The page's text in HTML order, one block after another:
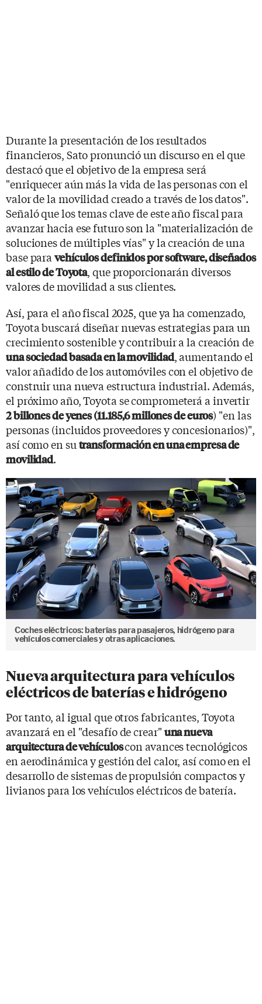
Durante la presentación de los resultados
financieros, Sato pronunció un discurso en el que
destacó que el objetivo de la empresa será
"enriquecer aún más la vida de las personas con el
valor de la movilidad creado a través de los datos".
Señaló que los temas clave de este año fiscal para
avanzar hacia ese futuro son la "materialización de
soluciones de múltiples vías" y la creación de una
base paravehículos definidos por software, diseñados
al estilo de Toyota, que proporcionarán diversos
valores de movilidad a sus clientes.
Así, para el año fiscal 2025, que ya ha comenzado,
Toyota buscará diseñar nuevas estrategias para un
crecimiento sostenible y contribuir a la creación de
una sociedad basada en la movilidad, aumentando el
valor añadido de los automóviles con el objetivo de
construir una nueva estructura industrial. Además,
el próximo año, Toyota se comprometerá a invertir
2 billones de yenes (11.185,6 millones de euros) "en las
personas (incluidos proveedores y concesionarios)",
así como en su transformación en una empresa de
movilidad.
Coches eléctricos: baterías para pasajeros, hidrógeno para
vehículos comerciales y otras aplicaciones.
Nueva arquitectura para vehículos
eléctricos de baterías e hidrógeno
Por tanto, al igual que otros fabricantes, Toyota
avanzará en el "desafío de crear" una nueva
arquitectura de vehículoscon avances tecnológicos
en aerodinámica y gestión del calor, así como en el
desarrollo de sistemas de propulsión compactos y
livianos para los vehículos eléctricos de batería.